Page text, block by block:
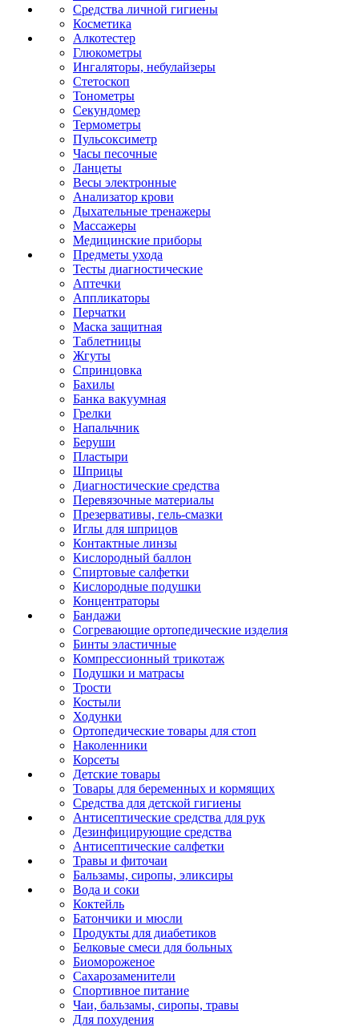
Средства личной гигиены
Косметика
Алкотестер
Глюкометры
Ингаляторы, небулайзеры
Стетоскоп
Тонометры
Секундомер
Термометры
Пульсоксиметр
Часы песочные
Ланцеты
Весы электронные
Анализатор крови
Дыхательные тренажеры
Массажеры
Медицинские приборы
Предметы ухода
Тесты диагностические
Аптечки
Аппликаторы
Перчатки
Маска защитная
Таблетницы
Жгуты
Спринцовка
Бахилы
Банка вакуумная
Грелки
Напальчник
Беруши
Пластыри
Шприцы
Диагностические средства
Перевязочные материалы
Презервативы, гель-смазки
Иглы для шприцов
Контактные линзы
Кислородный баллон
Спиртовые салфетки
Кислородные подушки
Концентраторы
Бандажи
Согревающие ортопедические изделия
Бинты эластичные
Компрессионный трикотаж
Подушки и матрасы
Трости
Костыли
Ходунки
Ортопедические товары для стоп
Наколенники
Корсеты
Детские товары
Товары для беременных и кормящих
Средства для детской гигиены
Антисептические средства для рук
Дезинфицирующие средства
Антисептические салфетки
Травы и фиточаи
Бальзамы, сиропы, эликсиры
Вода и соки
Коктейль
Батончики и мюсли
Продукты для диабетиков
Белковые смеси для больных
Биомороженое
Сахарозаменители
Спортивное питание
Чаи, бальзамы, сиропы, травы
Для похудения